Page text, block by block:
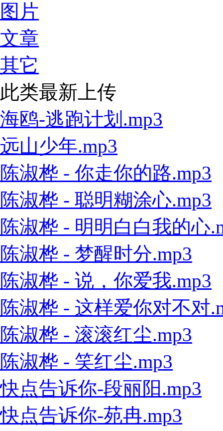
图片
文章
其它
此类最新上传
海鸥-逃跑计划.mp3
远山少年.mp3
陈淑桦 - 你走你的路.mp3
陈淑桦 - 聪明糊涂心.mp3
陈淑桦 - 明明白白我的心
陈淑桦 - 梦醒时分.mp3
陈淑桦 - 说，你爱我.mp3
陈淑桦 - 这样爱你对不对
陈淑桦 - 滚滚红尘.mp3
陈淑桦 - 笑红尘.mp3
快点告诉你-段丽阳.mp3
快点告诉你-苑冉.mp3